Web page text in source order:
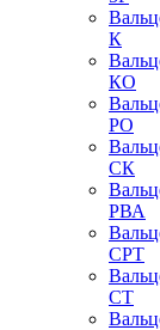
К
КО
РО
СК
РВА
СРТ
СТ